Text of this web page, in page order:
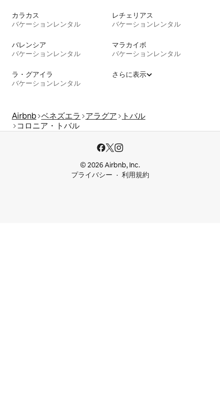
カラカス
バケーションレンタル
レチェリアス
バケーションレンタル
バレンシア
バケーションレンタル
マラカイボ
バケーションレンタル
ラ・グアイラ
バケーションレンタル
さらに表示
Airbnb ベネズエラ アラグア
トバル
コロニア・トバル
© 2026 Airbnb, Inc.
プライバシー
利用規約